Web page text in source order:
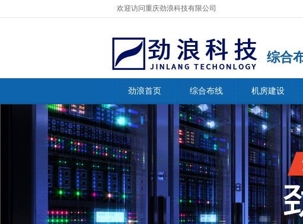
欢迎访问重庆劲浪科技有限公司
综合
劲浪首页 综合布线 机房建设